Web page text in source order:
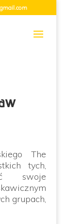
The
tych,
swoje
grupach,